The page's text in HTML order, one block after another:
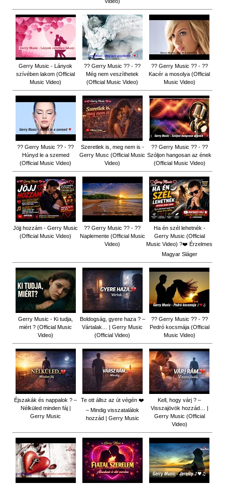
Gerry Music - Lányok
szívében lakom (Official
Music Video)
?? Gerry Music ?? - ??
Még nem veszíthetek
(Official Music Video)
?? Gerry Music ?? - ??
Kacér a mosolya (Official
Music Video)
?? Gerry Music ?? - ??
Húnyd le a szemed
(Official Music Video)
Szeretlek is, meg nem is -
Gerry Musc (Official Music
Video)
?? Gerry Music ?? - ??
Szóljon hangosan az ének
(Official Music Video)
Jöjj hozzám - Gerry Music
(Official Music Video)
?? Gerry Music ?? - ??
Naplemente (Official Music
Video)
Ha én szél lehetnék -
Gerry Music (Official
Music Video) ?️❤️ Érzelmes
Magyar Sláger
Gerry Music - Ki tudja,
miért ? (Official Music
Video)
Boldogság, gyere haza ? –
Vártalak… | Gerry Music
(Official Video)
?? Gerry Music ?? - ??
Pedró kocsmája (Official
Music Video)
Éjszakák és nappalok ? –
Nélküled minden fáj |
Gerry Music
Te ott állsz az út végén ❤️
– Mindig visszatalálok
hozzád | Gerry Music
Kell, hogy várj ? –
Visszajövök hozzád… |
Gerry Music (Official
Video)